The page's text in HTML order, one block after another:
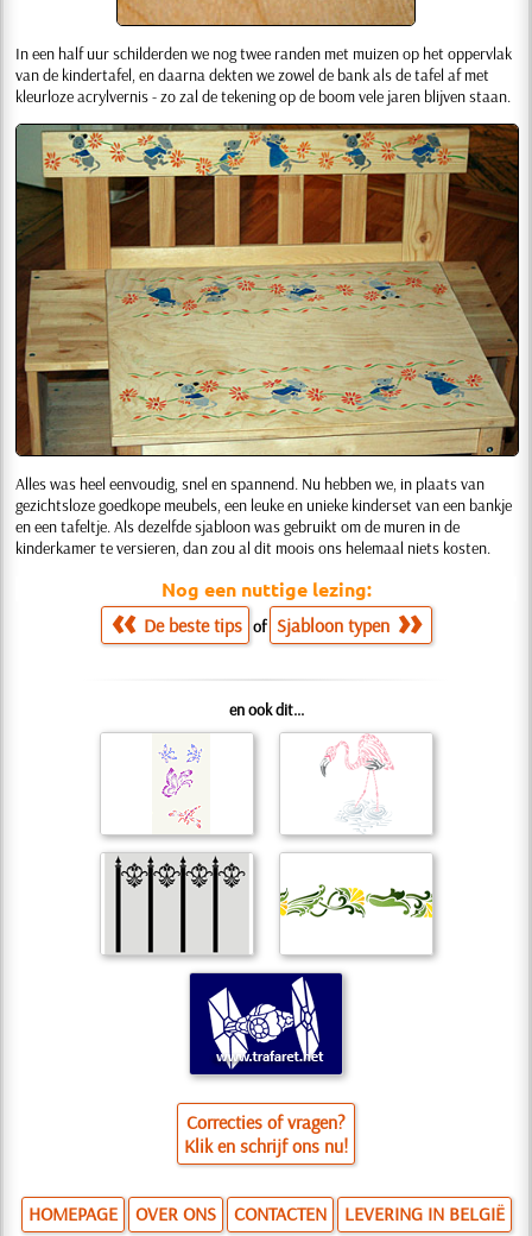
In een half uur schilderden we nog twee randen met muizen op het oppervlak
van de kindertafel, en daarna dekten we zowel de bank als de tafel af met
kleurloze acrylvernis - zo zal de tekening op de boom vele jaren blijven staan.
Alles was heel eenvoudig, snel en spannend. Nu hebben we, in plaats van
gezichtsloze goedkope meubels, een leuke en unieke kinderset van een bankje
en een tafeltje. Als dezelfde sjabloon was gebruikt om de muren in de
kinderkamer te versieren, dan zou al dit moois ons helemaal niets kosten.
Nog een nuttige lezing:
De beste tips of Sjabloon typen
en ook dit...
Correcties of vragen?
Klik en schrijf ons nu!
HOMEPAGE OVER ONS CONTACTEN LEVERING IN BELGIË